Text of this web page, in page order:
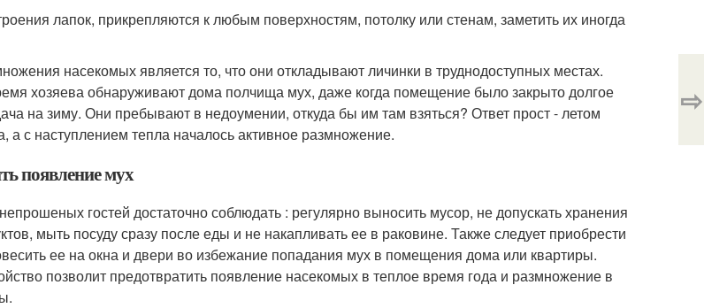
лапок, прикрепляются к любым поверхностям, потолку или стенам, заметить их иногда
насекомых является то, что они откладывают личинки в труднодоступных местах.
хозяева обнаруживают дома полчища мух, даже когда помещение было закрыто долгое
на зиму. Они пребывают в недоумении, откуда бы им там взяться? Ответ прост - летом
а с наступлением тепла началось активное размножение.
появление мух
гостей достаточно соблюдать : регулярно выносить мусор, не допускать хранения
мыть посуду сразу после еды и не накапливать ее в раковине. Также следует приобрести
ее на окна и двери во избежание попадания мух в помещения дома или квартиры.
позволит предотвратить появление насекомых в теплое время года и размножение в
⇨